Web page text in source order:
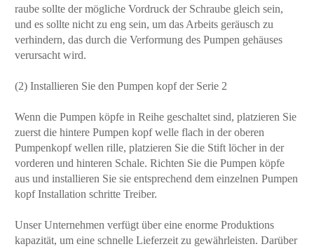
raube sollte der mögliche Vordruck der Schraube gleich sein,
und es sollte nicht zu eng sein, um das Arbeits geräusch zu
verhindern, das durch die Verformung des Pumpen gehäuses
verursacht wird.
(2) Installieren Sie den Pumpen kopf der Serie 2
Wenn die Pumpen köpfe in Reihe geschaltet sind, platzieren Sie
zuerst die hintere Pumpen kopf welle flach in der oberen
Pumpenkopf wellen rille, platzieren Sie die Stift löcher in der
vorderen und hinteren Schale. Richten Sie die Pumpen köpfe
aus und installieren Sie sie entsprechend dem einzelnen Pumpen
kopf Installation schritte Treiber.
Unser Unternehmen verfügt über eine enorme Produktions
kapazität, um eine schnelle Lieferzeit zu gewährleisten. Darüber